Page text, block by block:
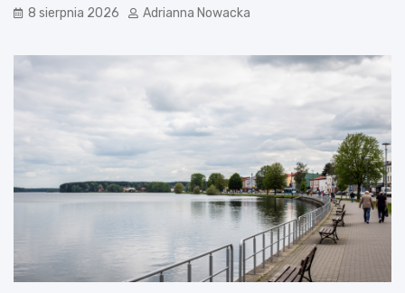
8 sierpnia 2026 Adrianna Nowacka